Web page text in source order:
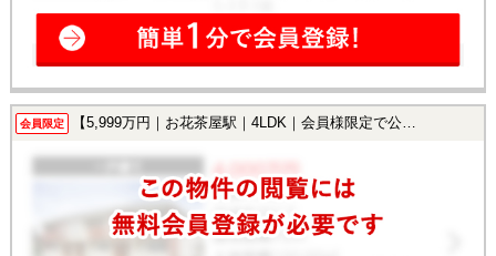
会員限定 【5,999万円｜お花茶屋駅｜4LDK｜会員様限定で公開中！】